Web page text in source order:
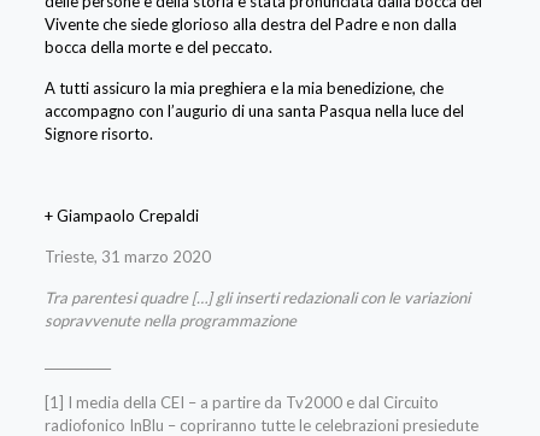
Vivente che siede glorioso alla destra del Padre e non dalla
bocca della morte e del peccato.
A tutti assicuro la mia preghiera e la mia benedizione, che
accompagno con l’augurio di una santa Pasqua nella luce del
Signore risorto.
+ Giampaolo Crepaldi
Trieste, 31 marzo 2020
Tra parentesi quadre […] gli inserti redazionali con le variazioni
sopravvenute nella programmazione
[1] I media della CEI – a partire da Tv2000 e dal Circuito
radiofonico InBlu – copriranno tutte le celebrazioni presiedute